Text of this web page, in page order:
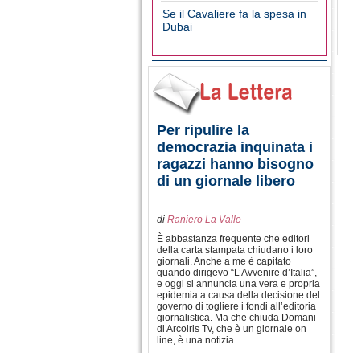
Se il Cavaliere fa la spesa in
Dubai
Per ripulire la
democrazia inquinata i
ragazzi hanno bisogno
di un giornale libero
di Raniero La Valle
È abbastanza frequente che editori
della carta stampata chiudano i loro
giornali. Anche a me è capitato
quando dirigevo “L’Avvenire d’Italia”,
e oggi si annuncia una vera e propria
epidemia a causa della decisione del
governo di togliere i fondi all’editoria
giornalistica. Ma che chiuda Domani
di Arcoiris Tv, che è un giornale on
line, è una notizia …